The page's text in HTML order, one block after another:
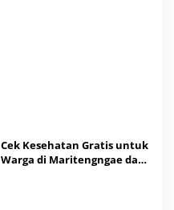
Cek Kesehatan Gratis untuk
Warga di Maritengngae dari